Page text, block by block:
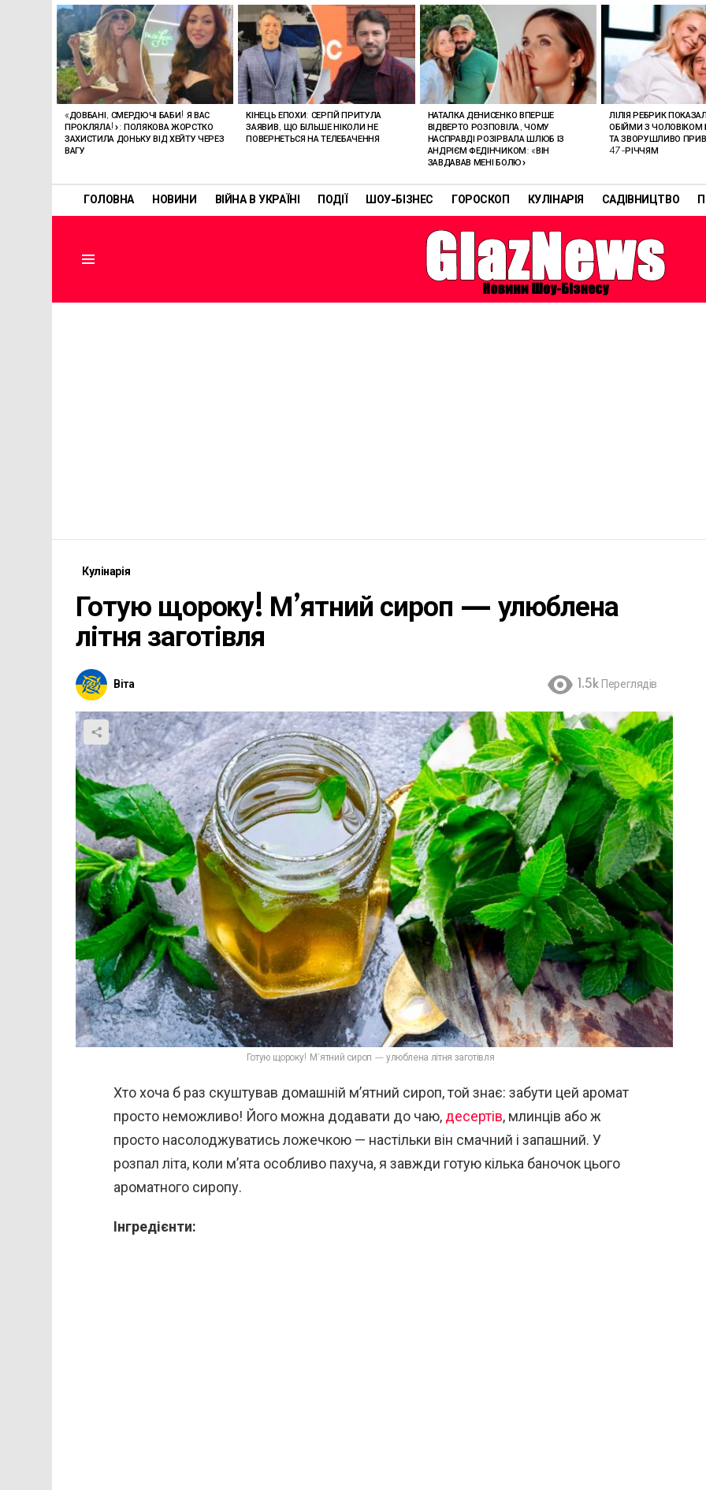
ГОЛОВНА НОВИНИ ВІЙНА В УКРАЇНІ ПОДІЇ ШОУ-БІЗНЕС ГОРОСКОП КУЛІНАРІЯ САДІВНИЦТВО
ОСТАННІ
СТАТТІ
«ДОВБАНІ, СМЕРДЮЧІ БАБИ! Я ВАС
ПРОКЛЯЛА!»: ПОЛЯКОВА ЖОРСТКО
ЗАХИСТИЛА ДОНЬКУ ВІД ХЕЙТУ ЧЕРЕЗ
ВАГУ
КІНЕЦЬ ЕПОХИ: СЕРГІЙ ПРИТУЛА
ЗАЯВИВ, ЩО БІЛЬШЕ НІКОЛИ НЕ
ПОВЕРНЕТЬСЯ НА ТЕЛЕБАЧЕННЯ
НАТАЛКА ДЕНИСЕНКО ВПЕРШЕ
ВІДВЕРТО РОЗПОВІЛА, ЧОМУ
НАСПРАВДІ РОЗІРВАЛА ШЛЮБ ІЗ
АНДРІЄМ ФЕДІНЧИКОМ: «ВІН
ЗАВДАВАВ МЕНІ БОЛЮ»
ЛІЛІЯ РЕБРИК
ОБІЙМИ З ЧОЛОВІКОМ
ТА ЗВОРУШЛИВО
47-РІЧЧЯМ
Кулінарія
Готую щороку! М’ятний сироп — улюблена
літня заготівля
Віта 1.5k Переглядів
Готую щороку! М’ятний сироп — улюблена літня заготівля
Хто хоча б раз скуштував домашній м’ятний сироп, той знає: забути цей аромат
просто неможливо! Його можна додавати до чаю, десертів, млинців або ж
просто насолоджуватись ложечкою — настільки він смачний і запашний. У
розпал літа, коли м’ята особливо пахуча, я завжди готую кілька баночок цього
ароматного сиропу.
Інгредієнти: